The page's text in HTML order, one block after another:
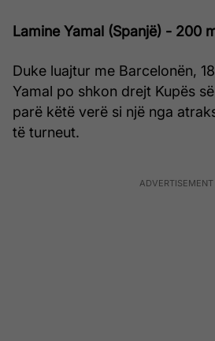
Lamine Yamal (Spanjë) - 200
Duke luajtur me Barcelonën,
Yamal po shkon drejt Kupës
parë këtë verë si një nga
të turneut.